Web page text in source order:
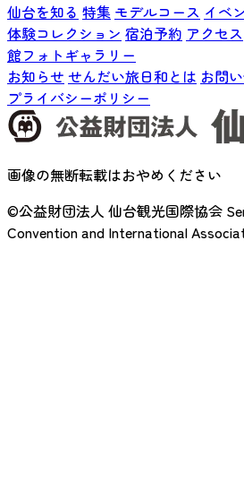
仙台を知る 特集 モデルコース イベ
体験コレクション 宿泊予約 アクセス
館フォトギャラリー
お知らせ せんだい旅日和とは お問
プライバシーポリシー
画像の無断転載はおやめください
©公益財団法人 仙台観光国際協会
Convention and International